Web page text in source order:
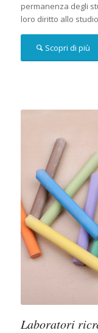
permanenza degli
loro diritto allo
Scopri di più
Laboratori